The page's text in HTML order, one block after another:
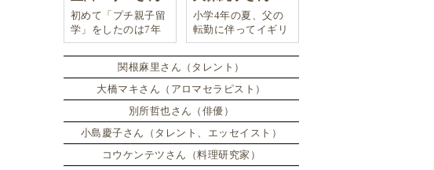
初めて「プチ親子留
学」をしたのは7年
前。娘は2週間ロン
ドンのサマースクー
ルに通い、英語劇に
挑戦したり、
小学4年の夏、父の
転勤に伴ってイギリ
スに引っ越した。
関根麻里さん（タレント）
大橋マキさん（アロマセラピスト）
別所哲也さん（俳優）
小島慶子さん（タレント、エッセイスト）
コウケンテツさん（料理研究家）